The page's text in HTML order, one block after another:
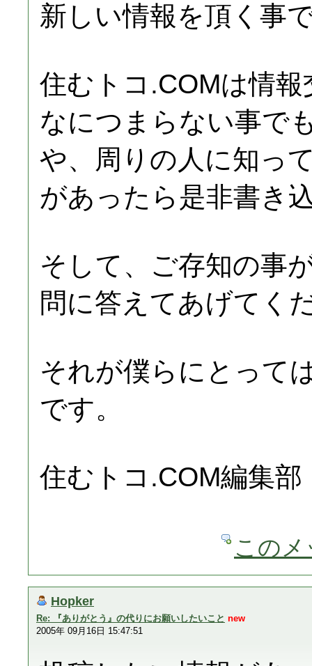
新しい情報を頂く事
住むトコ.COMは情
なにつまらない事で
や、周りの人に知っ
があったら是非書き
そして、ご存知の事
問に答えてあげてく
それが僕らにとって
です。
住むトコ.COM編集部
この
Hopker
Re: 『ありがとう』の代りにお願いしたいこと new
2005年 09月16日 15:47:51